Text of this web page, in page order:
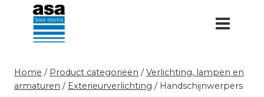
Doorgaan
inhoud
Home / Product categorieën / Verlichting, lampen en
armaturen / Exterieurverlichting / Handschijnwerpers